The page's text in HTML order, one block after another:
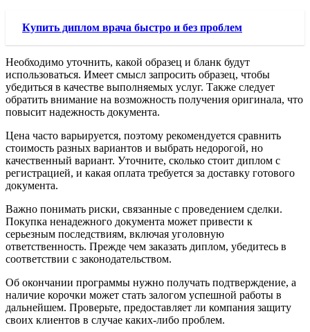
Купить диплом врача быстро и без проблем
Необходимо уточнить, какой образец и бланк будут
использоваться. Имеет смысл запросить образец, чтобы
убедиться в качестве выполняемых услуг. Также следует
обратить внимание на возможность получения оригинала, что
повысит надежность документа.
Цена часто варьируется, поэтому рекомендуется сравнить
стоимость разных вариантов и выбрать недорогой, но
качественный вариант. Уточните, сколько стоит диплом с
регистрацией, и какая оплата требуется за доставку готового
документа.
Важно понимать риски, связанные с проведением сделки.
Покупка ненадежного документа может привести к
серьезным последствиям, включая уголовную
ответственность. Прежде чем заказать диплом, убедитесь в
соответствии с законодательством.
Об окончании программы нужно получать подтверждение, а
наличие корочки может стать залогом успешной работы в
дальнейшем. Проверьте, предоставляет ли компания защиту
своих клиентов в случае каких-либо проблем.